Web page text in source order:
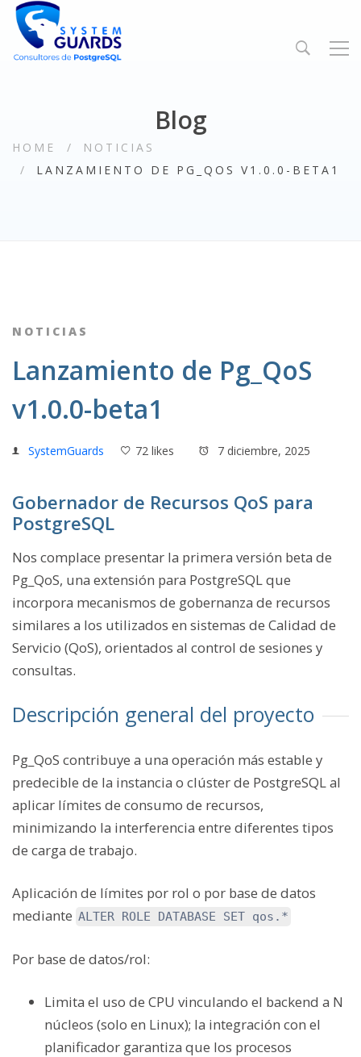
Blog
HOME
NOTICIAS
LANZAMIENTO DE PG_QOS V1.0.0-BETA1
NOTICIAS
Lanzamiento de Pg_QoS
v1.0.0-beta1
SystemGuards 72 likes 7 diciembre, 2025
Gobernador de Recursos QoS para
PostgreSQL
Nos complace presentar la primera versión beta de
Pg_QoS, una extensión para PostgreSQL que
incorpora mecanismos de gobernanza de recursos
similares a los utilizados en sistemas de Calidad de
Servicio (QoS), orientados al control de sesiones y
consultas.
Descripción general del proyecto
Pg_QoS contribuye a una operación más estable y
predecible de la instancia o clúster de PostgreSQL al
aplicar límites de consumo de recursos,
minimizando la interferencia entre diferentes tipos
de carga de trabajo.
Aplicación de límites por rol o por base de datos
mediante ALTER ROLE DATABASE SET qos.*
Por base de datos/rol:
Limita el uso de CPU vinculando el backend a N
núcleos (solo en Linux); la integración con el
planificador garantiza que los procesos